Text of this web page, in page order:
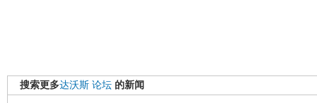
搜索更多达沃斯 论坛 的新闻